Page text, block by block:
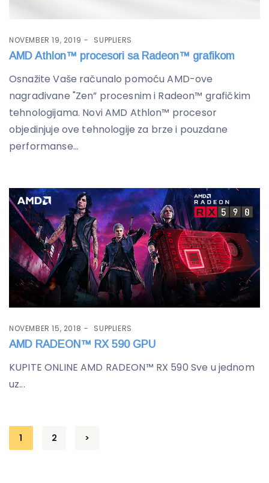
NOVEMBER 19, 2019 SUPPLIERS
AMD Athlon™ procesori sa Radeon™ grafikom
Osnažite Vaše računalo pomoću AMD-ove
nagrađivane "Zen” procesnim i Radeon™ grafičkim
tehnologijama. Novi AMD Athlon™ procesor
objedinjuje ove tehnologije za brze i pouzdane
performanse...
NOVEMBER 15, 2018 SUPPLIERS
AMD RADEON™ RX 590 GPU
KUPITE ONLINE AMD RADEON™ RX 590 Sve u jednom
uz...
Posts
1 2 >